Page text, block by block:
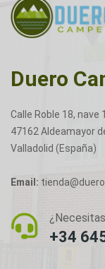
Duero
Calle Roble 18, nave
47162 Aldeamayor
Valladolid (España)
Email:
+34